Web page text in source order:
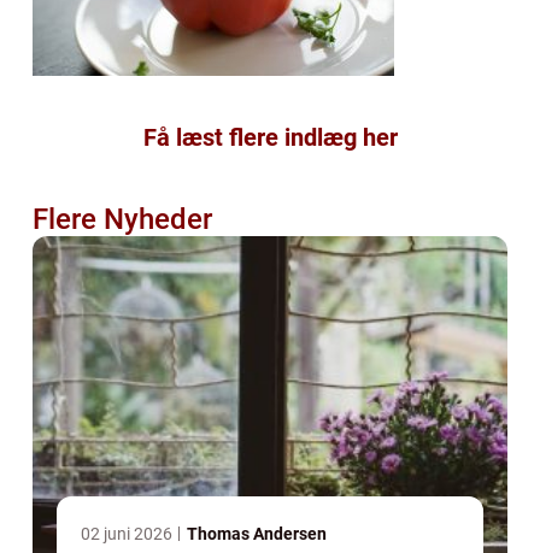
Få læst flere indlæg her
Flere Nyheder
02 juni 2026 Thomas Andersen